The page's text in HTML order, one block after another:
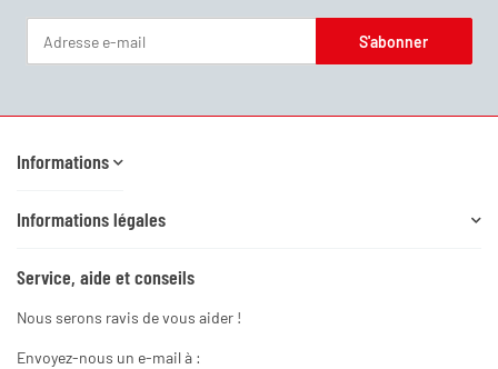
S'abonner
Informations
Informations légales
Service, aide et conseils
Nous serons ravis de vous aider !
Envoyez-nous un e-mail à :